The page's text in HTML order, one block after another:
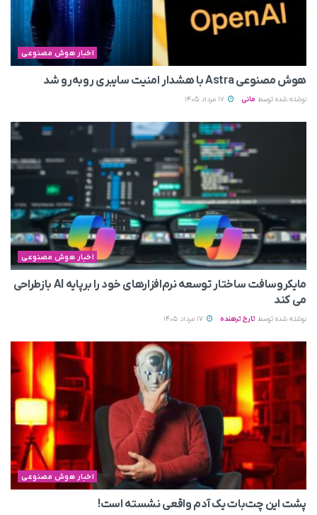
اخبار هوش مصنوعی
هوش مصنوعی Astra با هشدار امنیت سایبری روبه‌رو شد
نوشته شده توسط مانی
اخبار هوش مصنوعی
مایکروسافت ساختار توسعه نرم‌افزارهای خود را برپایه AI بازطراحی
می‌ کند
نوشته شده توسط تارخ ترهنده
اخبار هوش مصنوعی
پشت این چت‌بات یک آدم واقعی نشسته است!